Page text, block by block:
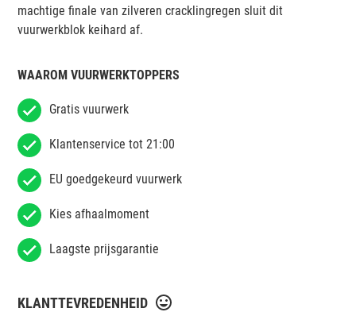
machtige finale van zilveren cracklingregen sluit dit
vuurwerkblok keihard af.
WAAROM VUURWERKTOPPERS
Gratis vuurwerk
Klantenservice tot 21:00
EU goedgekeurd vuurwerk
Kies afhaalmoment
Laagste prijsgarantie
KLANTTEVREDENHEID